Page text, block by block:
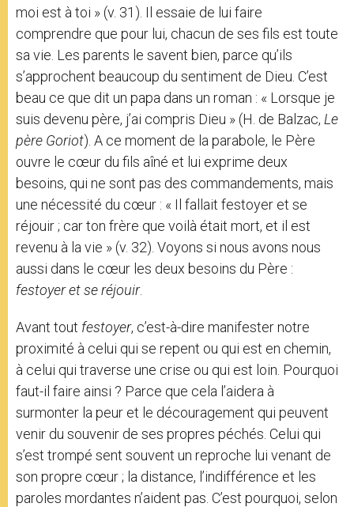
moi est à toi » (v. 31). Il essaie de lui faire
comprendre que pour lui, chacun de ses fils est toute
sa vie. Les parents le savent bien, parce qu’ils
s’approchent beaucoup du sentiment de Dieu. C’est
beau ce que dit un papa dans un roman : « Lorsque je
suis devenu père, j’ai compris Dieu » (H. de Balzac, Le
père Goriot). A ce moment de la parabole, le Père
ouvre le cœur du fils aîné et lui exprime deux
besoins, qui ne sont pas des commandements, mais
une nécessité du cœur : « Il fallait festoyer et se
réjouir ; car ton frère que voilà était mort, et il est
revenu à la vie » (v. 32). Voyons si nous avons nous
aussi dans le cœur les deux besoins du Père :
festoyer et se réjouir.
Avant tout festoyer, c’est-à-dire manifester notre
proximité à celui qui se repent ou qui est en chemin,
à celui qui traverse une crise ou qui est loin. Pourquoi
faut-il faire ainsi ? Parce que cela l’aidera à
surmonter la peur et le découragement qui peuvent
venir du souvenir de ses propres péchés. Celui qui
s’est trompé sent souvent un reproche lui venant de
son propre cœur ; la distance, l’indifférence et les
paroles mordantes n’aident pas. C’est pourquoi, selon